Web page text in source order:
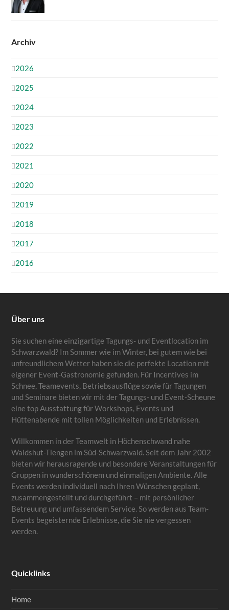
Archiv
2026
2025
2024
2023
2022
2021
2020
2019
2018
2017
2016
Über uns
Sie suchen eine einzigartige Tagungs- und Eventlocation im
Schwarzwald? Im Sommer wie im Winter, bei gutem wie bei
unfreundlichem Wetter haben sie die perfekte Location mit
eigener Event-Gastronomie gefunden. Für Incentives im
Schnee, Teamevents, Betriebsausflüge sowie für Tagungen
und Seminare bieten wir mit der Tagungs- und Event-Scheune
eine top Ausstattung für Workshops, Events und
Hüttenabende mit tollen Möglichkeiten und Erlebnissen.
Willkommen in der Teamwelt in Höchenschwand nahe
Waldshut-Tiengen im Süd-Schwarzwald. Seit dem Jahr 2002
bieten wir herausragende und besondere Veranstaltungen für
Gruppen in wunderschönem und einmaligen Ambiente. Alle
Events werden individuell nach Ihren Wünschen geplant,
zusammengestellt und durchgeführt – mit persönlicher
Betreuung und umfassendem Service. So werden aus Team-
Events begeisternde Erlebnisse, die Sie nie vergessen
werden.
Quicklinks
Home